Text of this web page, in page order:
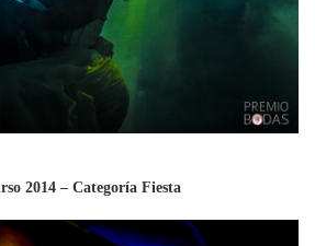
2014 – Categoría Fiesta